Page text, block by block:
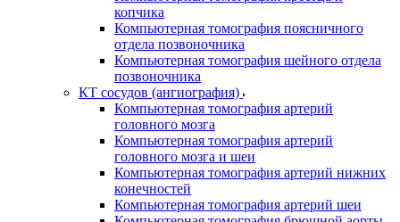
копчика
Компьютерная томография поясничного
отдела позвоночника
Компьютерная томография шейного отдела
позвоночника
КТ сосудов (ангиография)
Компьютерная томография артерий
головного мозга
Компьютерная томография артерий
головного мозга и шеи
Компьютерная томография артерий нижних
конечностей
Компьютерная томография артерий шеи